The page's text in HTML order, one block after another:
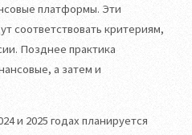
платформы. Эти
соответствовать критериям,
Позднее практика
а затем и
и 2025 годах планируется